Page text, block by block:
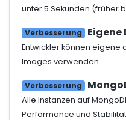
unter 5 Sekunden (früher
Verbesserung
Entwickler können
Images verwenden.
Verbesserung
Alle Instanzen auf
Performance und